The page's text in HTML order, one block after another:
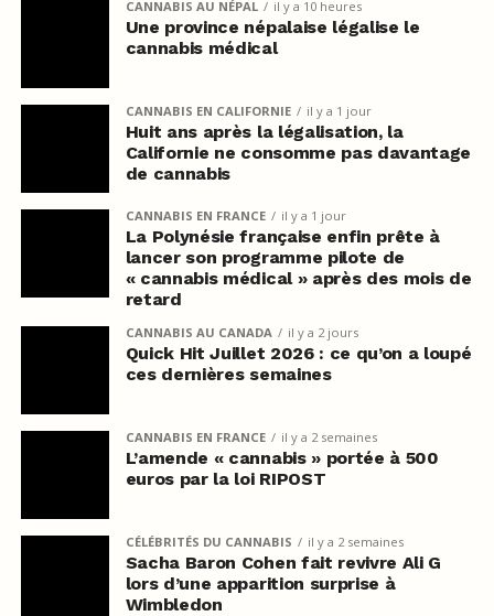
CANNABIS AU NÉPAL il y a 10 heures
Une province népalaise légalise le
cannabis médical
CANNABIS EN CALIFORNIE il y a 1 jour
Huit ans après la légalisation, la
Californie ne consomme pas davantage
de cannabis
CANNABIS EN FRANCE il y a 1 jour
La Polynésie française enfin prête à
lancer son programme pilote de
« cannabis médical » après des mois de
retard
CANNABIS AU CANADA il y a 2 jours
Quick Hit Juillet 2026 : ce qu’on a loupé
ces dernières semaines
CANNABIS EN FRANCE il y a 2 semaines
L’amende « cannabis » portée à 500
euros par la loi RIPOST
CÉLÉBRITÉS DU CANNABIS il y a 2 semaines
Sacha Baron Cohen fait revivre Ali G
lors d’une apparition surprise à
Wimbledon